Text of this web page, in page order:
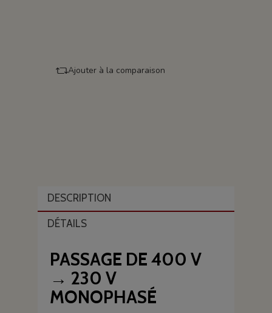
Ajouter à la comparaison
DESCRIPTION
DÉTAILS
PASSAGE DE 400 V
→ 230 V
MONOPHASÉ